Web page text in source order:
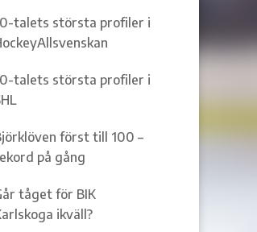
talets största profiler i
talets största profiler i
först till 100 –
på gång
tåget för BIK
ikväll?